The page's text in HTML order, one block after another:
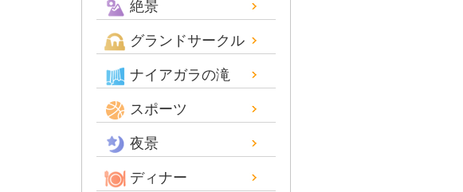
絶景
グランドサークル
ナイアガラの滝
スポーツ
夜景
ディナー